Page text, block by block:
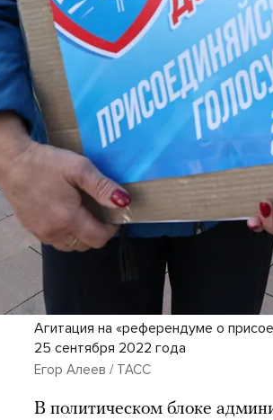
Агитация на «референдуме о
25 сентября 2022 года
Егор Алеев / ТАСС
В политическом блоке